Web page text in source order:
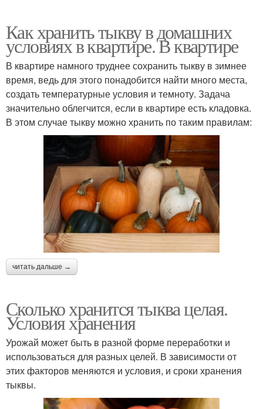
Как хранить тыкву в домашних
условиях в квартире. В квартире
В квартире намного труднее сохранить тыкву в зимнее
время, ведь для этого понадобится найти много места,
создать температурные условия и темноту. Задача
значительно облегчится, если в квартире есть кладовка.
В этом случае тыкву можно хранить по таким правилам:
читать дальше →
Сколько хранится тыква целая.
Условия хранения
Урожай может быть в разной форме переработки и
использоваться для разных целей. В зависимости от
этих факторов меняются и условия, и сроки хранения
тыквы.